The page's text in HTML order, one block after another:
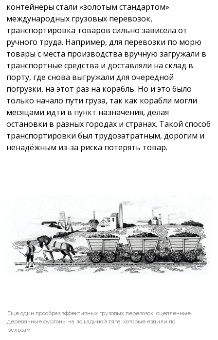
контейнеры стали «золотым стандартом»
международных грузовых перевозок,
транспортировка товаров сильно зависела от
ручного труда. Например, для перевозки по морю
товары с места производства вручную загружали в
транспортные средства и доставляли на склад в
порту, где снова выгружали для очередной
погрузки, на этот раз на корабль. Но и это было
только начало пути груза, так как корабли могли
месяцами идти в пункт назначения, делая
остановки в разных городах и странах. Такой способ
транспортировки был трудозатратным, дорогим и
ненадёжным из-за риска потерять товар.
Еще один прообраз эффективных грузовых перевозок: сцепленные
деревянные фургоны на лошадиной тяге, которые ездили по
рельсам